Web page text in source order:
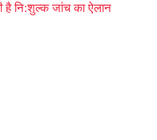
है नि:शुल्क जांच का ऐलान